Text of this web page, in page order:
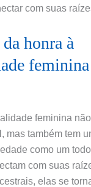
com suas
honra à
feminina
mas também tem
como um
com suas
elas se